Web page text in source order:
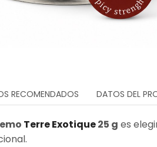
RECOMENDADOS DATOS DEL
Terre Exotique25 g es